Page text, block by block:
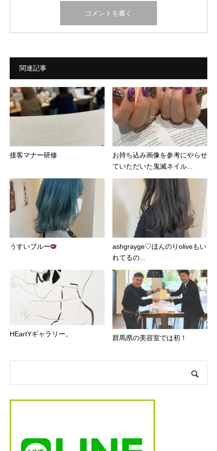
関連記事
接客マナー研修
お持ち込み画像を参考にやらせ
ていただいた鬼滅ネイル...
うすいブルー
ashgrayge♡ほんのりoliveもい
れてるの...
HEartYギャラリー。
群馬県の美容室では初！